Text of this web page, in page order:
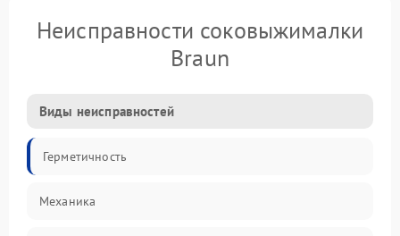
Неисправности соковыжималки
Braun
Виды неисправностей
Герметичность
Механика